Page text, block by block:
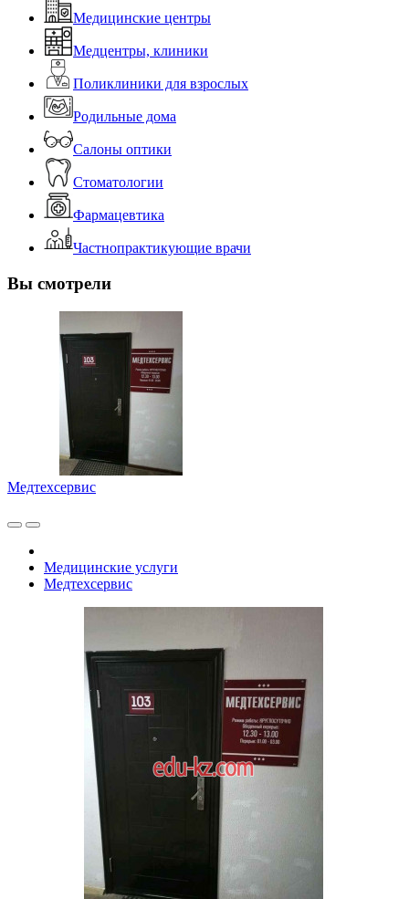
Медицинские центры
Медцентры, клиники
Поликлиники для взрослых
Родильные дома
Салоны оптики
Стоматологии
Фармацевтика
Частнопрактикующие врачи
Вы смотрели
Медтехсервис
Медицинские услуги
Медтехсервис